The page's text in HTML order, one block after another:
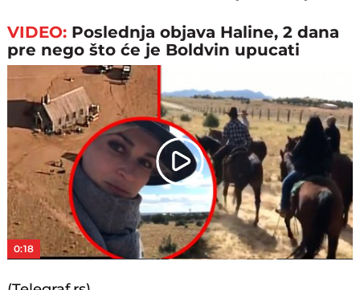
VIDEO: Poslednja objava Haline, 2 dana
pre nego što će je Boldvin upucati
Play
Video
0:18